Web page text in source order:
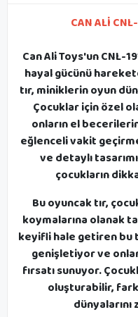
CAN ALİ
Can Ali Toys'un CNL-
hayal gücünü
tır, miniklerin oyun
Çocuklar için özel
onların el
eğlenceli vakit
ve detaylı
çocukların
Bu oyuncak tır,
koymalarına olanak
keyifli hale getiren bu
genişletiyor ve
fırsatı sunuyor.
oluşturabilir,